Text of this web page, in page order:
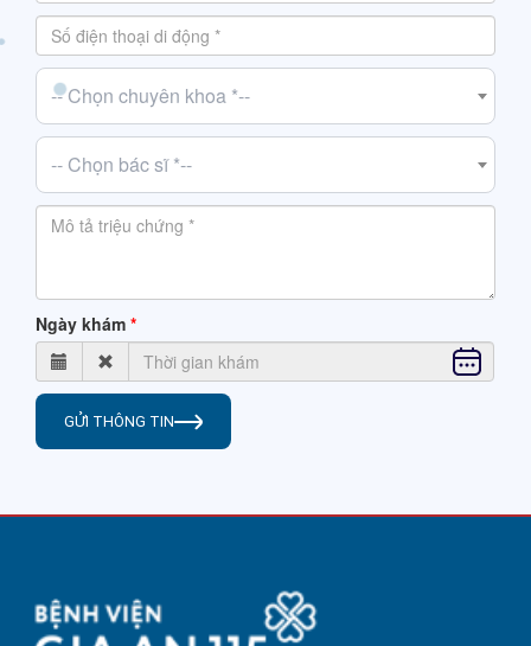
-- Chọn chuyên khoa *--
-- Chọn bác sĩ *--
Ngày khám
GỬI THÔNG TIN